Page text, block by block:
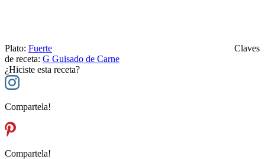
Plato: Fuerte
Claves
de receta: G Guisado de Carne
¿Hiciste esta receta?
Compartela!
Compartela!